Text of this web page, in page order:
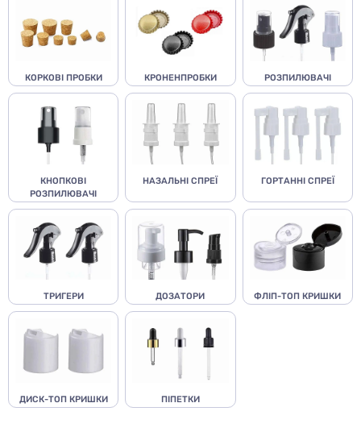
КОРКОВІ ПРОБКИ КРОНЕНПРОБКИ РОЗПИЛЮВАЧІ
КНОПКОВІ
РОЗПИЛЮВАЧІ
НАЗАЛЬНІ СПРЕЇ ГОРТАННІ СПРЕЇ
ТРИГЕРИ ДОЗАТОРИ ФЛІП-ТОП КРИШКИ
ДИСК-ТОП КРИШКИ ПІПЕТКИ